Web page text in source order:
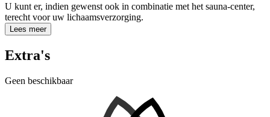
U kunt er, indien gewenst ook in combinatie met het sauna-center,
terecht voor uw lichaamsverzorging.
Lees meer
Extra's
Geen beschikbaar